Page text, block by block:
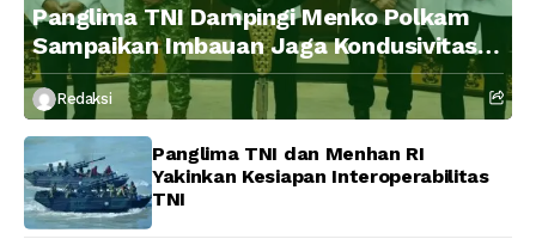
Panglima TNI Dampingi Menko Polkam
Sampaikan Imbauan Jaga Kondusivitas
Bangsa
Redaksi
Panglima TNI dan Menhan RI
Yakinkan Kesiapan Interoperabilitas
TNI